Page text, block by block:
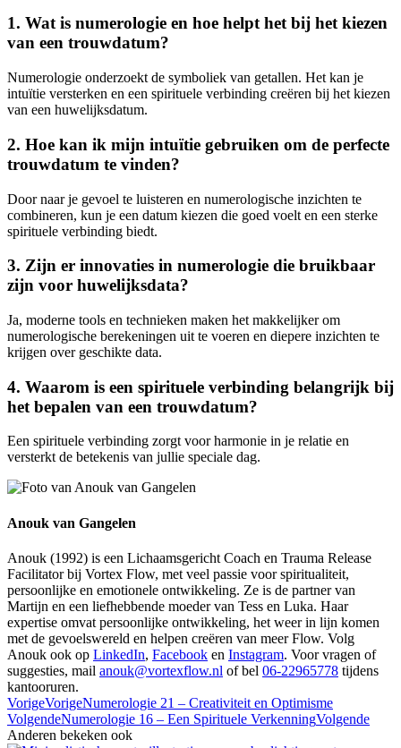
1. Wat is numerologie en hoe helpt het bij het kiezen
van een trouwdatum?
Numerologie onderzoekt de symboliek van getallen. Het kan je
intuïtie versterken en een spirituele verbinding creëren bij het kiezen
van een huwelijksdatum.
2. Hoe kan ik mijn intuïtie gebruiken om de perfecte
trouwdatum te vinden?
Door naar je gevoel te luisteren en numerologische inzichten te
combineren, kun je een datum kiezen die goed voelt en een sterke
spirituele verbinding biedt.
3. Zijn er innovaties in numerologie die bruikbaar
zijn voor huwelijksdata?
Ja, moderne tools en technieken maken het makkelijker om
numerologische berekeningen uit te voeren en diepere inzichten te
krijgen over geschikte data.
4. Waarom is een spirituele verbinding belangrijk bij
het bepalen van een trouwdatum?
Een spirituele verbinding zorgt voor harmonie in je relatie en
versterkt de betekenis van jullie speciale dag.
Anouk van Gangelen
Anouk (1992) is een Lichaamsgericht Coach en Trauma Release
Facilitator bij Vortex Flow, met veel passie voor spiritualiteit,
persoonlijke en emotionele ontwikkeling. Ze is de partner van
Martijn en een liefhebbende moeder van Tess en Luka. Haar
expertise omvat persoonlijke ontwikkeling, het weer in lijn komen
met de gevoelswereld en helpen creëren van meer Flow. Volg
Anouk ook op LinkedIn, Facebook en Instagram. Voor vragen of
suggesties, mail anouk@vortexflow.nl of bel 06-22965778 tijdens
kantooruren.
VorigeVorigeNumerologie 21 – Creativiteit en Optimisme
VolgendeNumerologie 16 – Een Spirituele VerkenningVolgende
Anderen bekeken ook